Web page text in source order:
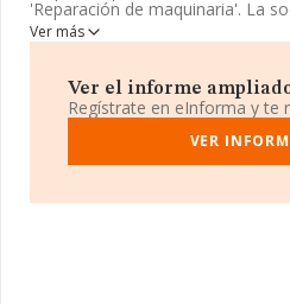
'Reparación de maquinaria'. La
La plantilla permanece igual y
Acerca de la información
empresa ha caído 84 puestos a
del año anterior. Tienen mejor
Loype S.LySatpack 2013 S.L;
14.001 puestos, pasando de la
Ver más
Ver el informe
Regístrate en eInforma y te
VER